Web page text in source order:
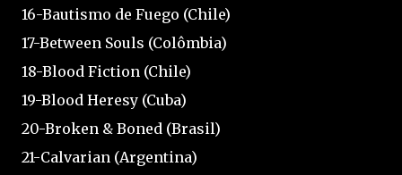
16-Bautismo de Fuego (Chile)
17-Between Souls (Colômbia)
18-Blood Fiction (Chile)
19-Blood Heresy (Cuba)
20-Broken & Boned (Brasil)
21-Calvarian (Argentina)